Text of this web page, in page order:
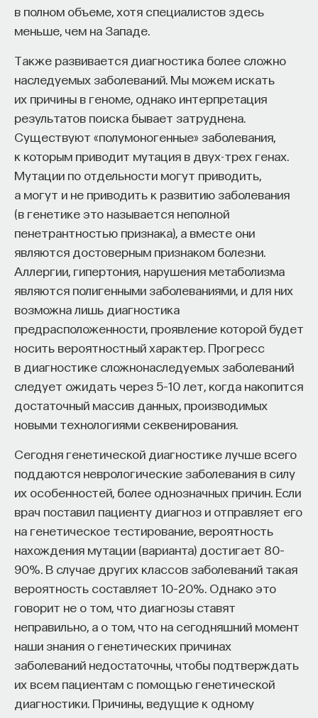
в полном объеме, хотя специалистов здесь
меньше, чем на Западе.
Также развивается диагностика более сложно
наследуемых заболеваний. Мы можем искать
их причины в геноме, однако интерпретация
результатов поиска бывает затруднена.
Существуют «полумоногенные» заболевания,
к которым приводит мутация в двух-трех генах.
Мутации по отдельности могут приводить,
а могут и не приводить к развитию заболевания
(в генетике это называется неполной
пенетрантностью признака), а вместе они
являются достоверным признаком болезни.
Аллергии, гипертония, нарушения метаболизма
являются полигенными заболеваниями, и для них
возможна лишь диагностика
предрасположенности, проявление которой будет
носить вероятностный характер. Прогресс
в диагностике сложнонаследуемых заболеваний
следует ожидать через 5–10 лет, когда накопится
достаточный массив данных, производимых
новыми технологиями секвенирования.
Сегодня генетической диагностике лучше всего
поддаются неврологические заболевания в силу
их особенностей, более однозначных причин. Если
врач поставил пациенту диагноз и отправляет его
на генетическое тестирование, вероятность
нахождения мутации (варианта) достигает 80–
90%. В случае других классов заболеваний такая
вероятность составляет 10–20%. Однако это
говорит не о том, что диагнозы ставят
неправильно, а о том, что на сегодняшний момент
наши знания о генетических причинах
заболеваний недостаточны, чтобы подтверждать
их всем пациентам с помощью генетической
диагностики. Причины, ведущие к одному